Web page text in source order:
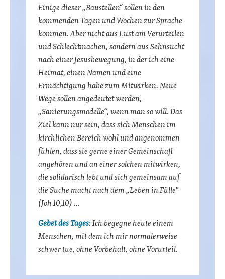
Einige dieser „Baustellen“ sollen in den
kommenden Tagen und Wochen zur Sprache
kommen. Aber nicht aus Lust am Verurteilen
und Schlechtmachen, sondern aus Sehnsucht
nach einer Jesusbewegung, in der ich eine
Heimat, einen Namen und eine
Ermächtigung habe zum Mitwirken. Neue
Wege sollen angedeutet werden,
„Sanierungsmodelle“, wenn man so will. Das
Ziel kann nur sein, dass sich Menschen im
kirchlichen Bereich wohl und angenommen
fühlen, dass sie gerne einer Gemeinschaft
angehören und an einer solchen mitwirken,
die solidarisch lebt und sich gemeinsam auf
die Suche macht nach dem „Leben in Fülle“
(Joh 10,10) …
Gebet des Tages: Ich begegne heute einem
Menschen, mit dem ich mir normalerweise
schwer tue, ohne Vorbehalt, ohne Vorurteil.